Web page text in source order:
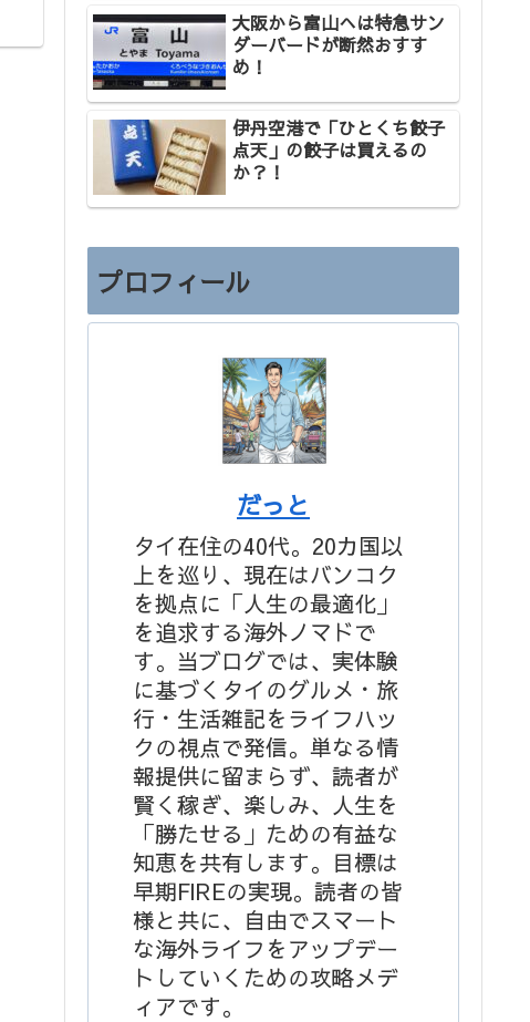
大阪から富山へは特急サン
ダーバードが断然おすす
め！
伊丹空港で「ひとくち餃子
点天」の餃子は買えるの
か？！
プロフィール
だっと
タイ在住の40代。20カ国以
上を巡り、現在はバンコク
を拠点に「人生の最適化」
を追求する海外ノマドで
す。当ブログでは、実体験
に基づくタイのグルメ・旅
行・生活雑記をライフハッ
クの視点で発信。単なる情
報提供に留まらず、読者が
賢く稼ぎ、楽しみ、人生を
「勝たせる」ための有益な
知恵を共有します。目標は
早期FIREの実現。読者の皆
様と共に、自由でスマート
な海外ライフをアップデー
トしていくための攻略メデ
ィアです。